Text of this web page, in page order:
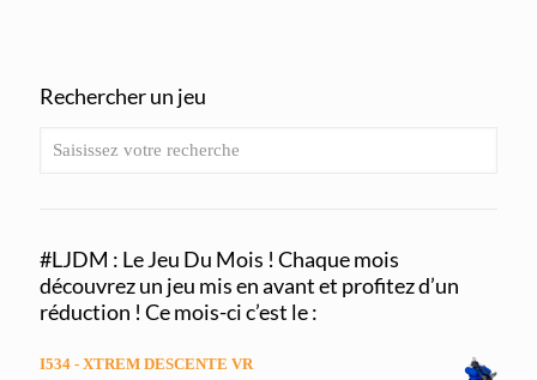
Rechercher un jeu
#LJDM : Le Jeu Du Mois ! Chaque mois
découvrez un jeu mis en avant et profitez d’un
réduction ! Ce mois-ci c’est le :
I534 - XTREM DESCENTE VR